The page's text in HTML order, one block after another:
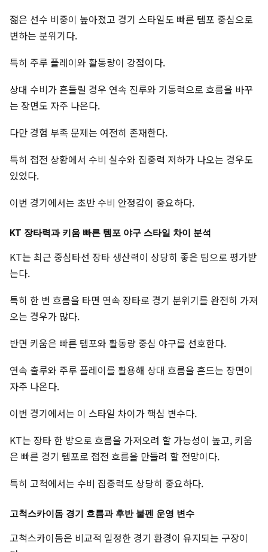
젊은 선수 비중이 높아졌고 경기 스타일도 빠른 템포 중심으로
변하는 분위기다.
특히 주루 플레이와 활동량이 강점이다.
상대 수비가 흔들릴 경우 연속 진루와 기동력으로 흐름을 바꾸
는 장면도 자주 나온다.
다만 경험 부족 문제는 여전히 존재한다.
특히 접전 상황에서 수비 실수와 집중력 저하가 나오는 경우도
있었다.
이번 경기에서는 초반 수비 안정감이 중요하다.
KT 장타력과 키움 빠른 템포 야구 스타일 차이 분석
KT는 최근 중심타선 장타 생산력이 상당히 좋은 팀으로 평가받
는다.
특히 한 번 흐름을 타면 연속 장타로 경기 분위기를 완전히 가져
오는 경우가 많다.
반면 키움은 빠른 템포와 활동량 중심 야구를 선호한다.
연속 출루와 주루 플레이를 활용해 상대 흐름을 흔드는 장면이
자주 나온다.
이번 경기에서는 이 스타일 차이가 핵심 변수다.
KT는 장타 한 방으로 흐름을 가져오려 할 가능성이 높고, 키움
은 빠른 경기 템포로 접전 흐름을 만들려 할 전망이다.
특히 고척에서는 수비 집중력도 상당히 중요하다.
고척스카이돔 경기 흐름과 후반 불펜 운영 변수
고척스카이돔은 비교적 일정한 경기 환경이 유지되는 구장이